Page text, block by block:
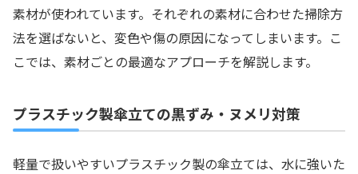
素材が使われています。それぞれの素材に合わせた掃除方
法を選ばないと、変色や傷の原因になってしまいます。こ
こでは、素材ごとの最適なアプローチを解説します。
プラスチック製傘立ての黒ずみ・ヌメリ対策
軽量で扱いやすいプラスチック製の傘立ては、水に強いた